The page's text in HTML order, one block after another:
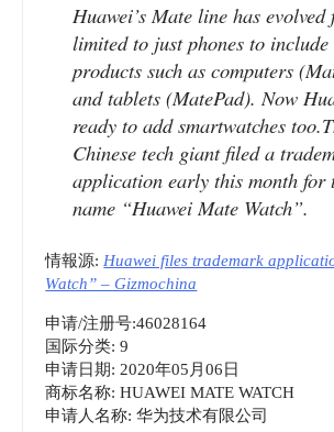
Pro”
Trademark
Uncertainty
Chinese
Market
|
Huawei’s Mate line has
limited to just phones to
products such as computers
and tablets (MatePad). Now
ready to add smartwatches
Chinese tech giant filed a
application early this month for
name “Huawei Mate Watch”.
情報源: Huawei files trademark
Watch” – Gizmochina
申请/注册号:46028164
国际分类: 9
申请日期: 2020年05月06日
商标名称: HUAWEI MATE WATCH
申请人名称: 华为技术有限公司